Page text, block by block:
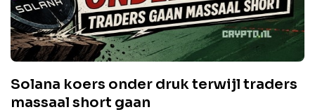
Solana koers onder druk terwijl traders
massaal short gaan